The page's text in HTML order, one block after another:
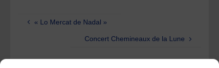
« Lo Mercat de Nadal »
Concert Chemineaux de la Lune